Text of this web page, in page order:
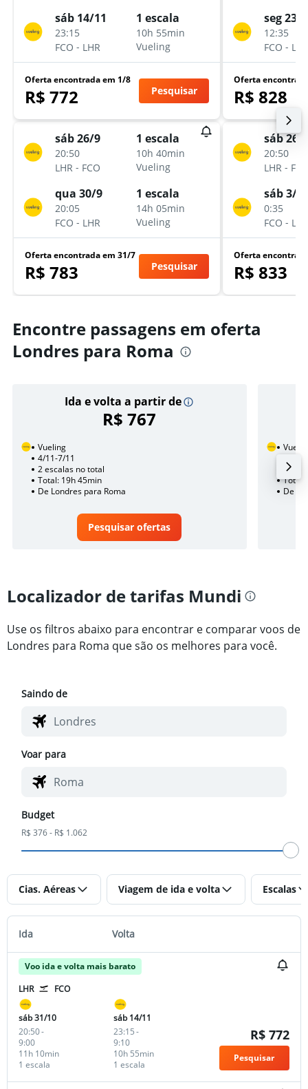
sáb 14/11
23:15
FCO - LHR
1 escala
10h 55min
Vueling
Oferta encontrada em 1/8
R$ 772 Pesquisar
sáb 26/9
20:50
LHR - FCO
1 escala
10h 40min
Vueling
qua 30/9
20:05
FCO - LHR
1 escala
14h 05min
Vueling
Oferta encontrada em 31/7
R$ 783 Pesquisar
seg 23/
12:35
FCO -
Oferta
R$ 828
sáb 26/
20:50
LHR -
sáb 3/
0:35
FCO -
Oferta
R$ 833
Encontre passagens em oferta
Londres para Roma
Ida e volta a partir de
R$ 767
Vueling
4/11-7/11
2 escalas no total
Total: 19h 45min
De Londres para Roma
Pesquisar ofertas
1
Total:
De
Localizador de tarifas Mundi
Use os filtros abaixo para encontrar e comparar voos de
Londres para Roma que são os melhores para você.
Saindo de
Voar para
Budget
R$ 376 - R$ 1.062
Cias. Aéreas Viagem de ida e volta Escalas
Ida Volta
Voo ida e volta mais barato
LHR
FCO
sáb 31/10
20:50-
9:00
1 escala
11h 10min
sáb 14/11
23:15-
9:10
1 escala
10h 55min
R$ 772
Pesquisar